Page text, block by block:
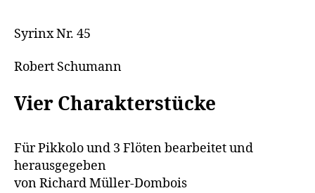
Syrinx Nr. 45
Robert Schumann
Vier Charakterstücke
Für Pikkolo und 3 Flöten bearbeitet und
herausgegeben
von Richard Müller-Dombois